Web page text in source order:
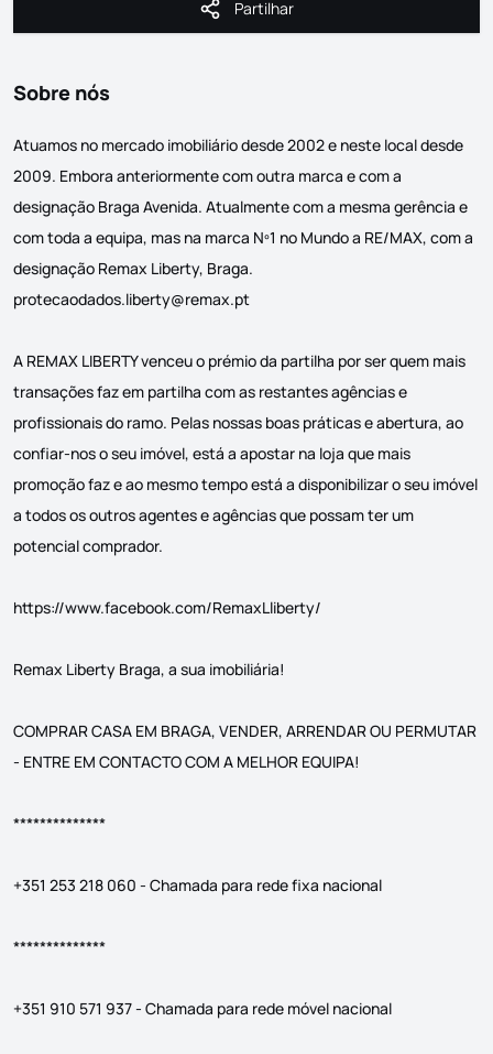
Partilhar
Partilhar
Sobre nós
Atuamos no mercado imobiliário desde 2002 e neste local desde
2009. Embora anteriormente com outra marca e com a
designação Braga Avenida. Atualmente com a mesma gerência e
com toda a equipa, mas na marca Nº1 no Mundo a RE/MAX, com a
designação Remax Liberty, Braga.
protecaodados.liberty@remax.pt
A REMAX LIBERTY venceu o prémio da partilha por ser quem mais
transações faz em partilha com as restantes agências e
profissionais do ramo. Pelas nossas boas práticas e abertura, ao
confiar-nos o seu imóvel, está a apostar na loja que mais
promoção faz e ao mesmo tempo está a disponibilizar o seu imóvel
a todos os outros agentes e agências que possam ter um
potencial comprador.
https://www.facebook.com/RemaxLliberty/
Remax Liberty Braga, a sua imobiliária!
COMPRAR CASA EM BRAGA, VENDER, ARRENDAR OU PERMUTAR
- ENTRE EM CONTACTO COM A MELHOR EQUIPA!
**************
+351 253 218 060 - Chamada para rede fixa nacional
**************
+351 910 571 937 - Chamada para rede móvel nacional